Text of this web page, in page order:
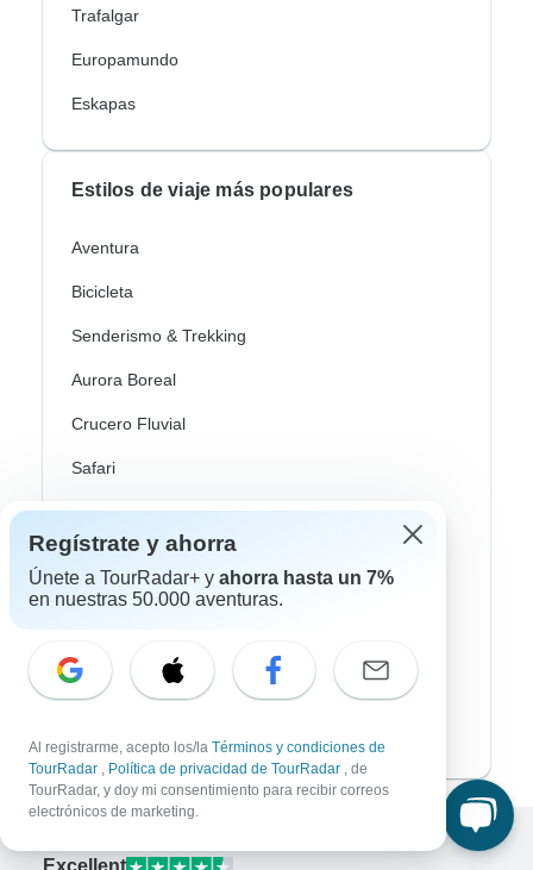
Trafalgar
Europamundo
Eskapas
Estilos de viaje más populares
Aventura
Bicicleta
Senderismo & Trekking
Aurora Boreal
Crucero Fluvial
Safari
Profundización Cultural
Autobus / Bus
Tren / Ferrocarril
Familia
Regístrate y ahorra
Únete a TourRadar+ y ahorra hasta un 7%
en nuestras 50.000 aventuras.
Al registrarme, acepto los/la Términos y condiciones de
TourRadar , Política de privacidad de TourRadar , de
TourRadar, y doy mi consentimiento para recibir correos
electrónicos de marketing.